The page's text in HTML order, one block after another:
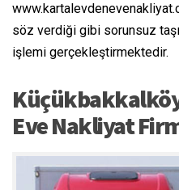
söz verdiği gibi sorunsuz
işlemi gerçekleştirmektedir.
Eve Nakliyat